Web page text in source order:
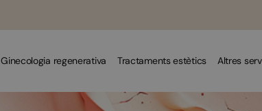
Ginecologia regenerativa Tractaments estètics Altres